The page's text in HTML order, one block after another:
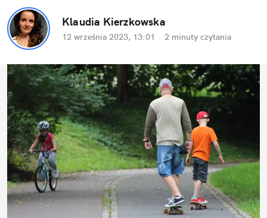
Klaudia Kierzkowska
12 września 2023, 13:01 · 2 minuty czytania